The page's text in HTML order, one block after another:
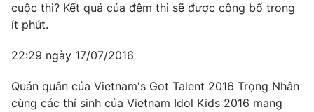
Cơ quan chủ quản:
Giấy phép hoạt động báo in và báo điện tử số 483/GP-BTTTT
cấp ngày 29/12/2023
Tổng Biên tập: Vũ Thanh Thủy
cuộc thi? Kết quả của đêm thi sẽ được công bố trong
ít phút.
22:29 ngày 17/07/2016
Quán quân của Vietnam's Got Talent 2016 Trọng Nhân
cùng các thí sinh của Vietnam Idol Kids 2016 mang